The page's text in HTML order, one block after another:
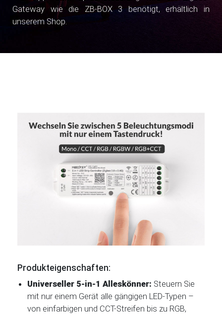
Gateway wie die ZB-BOX 3 benötigt, erhältlich in
unserem Shop.
Produkteigenschaften:
Universeller 5-in-1 Alleskönner: Steuern Sie
mit nur einem Gerät alle gängigen LED-Typen –
von einfarbigen und CCT-Streifen bis zu RGB,